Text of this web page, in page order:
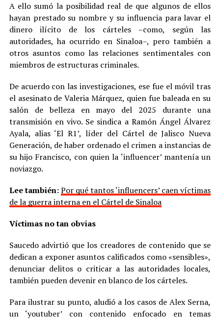
A ello sumó la posibilidad real de que algunos de ellos
hayan prestado su nombre y su influencia para lavar el
dinero ilícito de los cárteles –como, según las
autoridades, ha ocurrido en Sinaloa–, pero también a
otros asuntos como las relaciones sentimentales con
miembros de estructuras criminales.
De acuerdo con las investigaciones, ese fue el móvil tras
el asesinato de Valeria Márquez, quien fue baleada en su
salón de belleza en mayo del 2025 durante una
transmisión en vivo. Se sindica a Ramón Ángel Álvarez
Ayala, alias ‘El R1’, líder del Cártel de Jalisco Nueva
Generación, de haber ordenado el crimen a instancias de
su hijo Francisco, con quien la ‘influencer’ mantenía un
noviazgo.
Lee también:Por qué tantos ‘influencers’ caen víctimas
de la guerra interna en el Cártel de Sinaloa
Víctimas no tan obvias
Saucedo advirtió que los creadores de contenido que se
dedican a exponer asuntos calificados como «sensibles»,
denunciar delitos o criticar a las autoridades locales,
también pueden devenir en blanco de los cárteles.
Para ilustrar su punto, aludió a los casos de Alex Serna,
un ‘youtuber’ con contenido enfocado en temas